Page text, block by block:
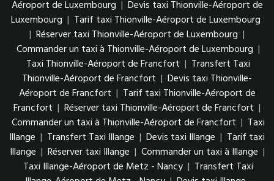
Aéroport de Luxembourg | Devis taxi Thionville-Aéroport de
Luxembourg | Tarif taxi Thionville-Aéroport de Luxembourg
| Réserver taxi Thionville-Aéroport de Luxembourg |
Commander un taxi à Thionville-Aéroport de Luxembourg |
Taxi Thionville-Aéroport de Francfort | Transfert Taxi
Thionville-Aéroport de Francfort | Devis taxi Thionville-
Aéroport de Francfort | Tarif taxi Thionville-Aéroport de
Francfort | Réserver taxi Thionville-Aéroport de Francfort |
Commander un taxi à Thionville-Aéroport de Francfort | Taxi
Illange | Transfert Taxi Illange | Devis taxi Illange | Tarif taxi
Illange | Réserver taxi Illange | Commander un taxi à Illange |
Taxi Illange-Aéroport de Metz - Nancy | Transfert Taxi